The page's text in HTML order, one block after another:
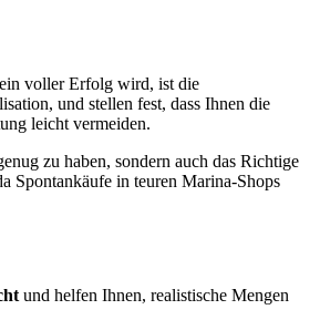
voller Erfolg wird, ist die
und stellen fest, dass Ihnen die
leicht vermeiden.
zu haben, sondern auch das Richtige
Spontankäufe in teuren Marina-Shops
und helfen Ihnen, realistische Mengen